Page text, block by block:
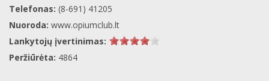
Telefonas: (8-691) 41205
Nuoroda: www.opiumclub.lt
Lankytojų įvertinimas:
Peržiūrėta: 4864